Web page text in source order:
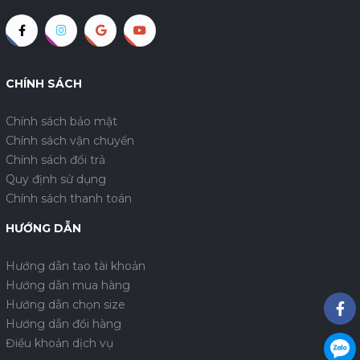
CHÍNH SÁCH
Chính sách bảo mật
Chính sách vận chuyển
Chính sách đổi trả
Quy định sử dụng
Chính sách thanh toán
HƯỚNG DẪN
Hướng dẫn tạo tài khoản
Hướng dẫn mua hàng
Hướng dẫn chọn size
Hướng dẫn đổi hàng
Điều khoản dịch vụ